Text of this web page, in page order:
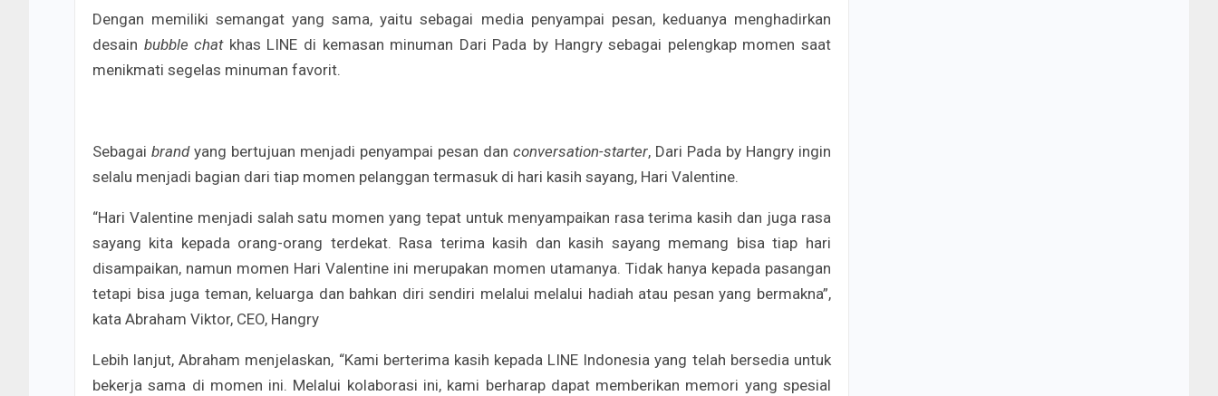
Dengan memiliki semangat yang sama, yaitu sebagai media penyampai pesan, keduanya menghadirkan
desain bubble chatkhas LINE di kemasan minuman Dari Pada by Hangry sebagai pelengkap momen saat
menikmati segelas minuman favorit.
Sebagai brandyang bertujuan menjadi penyampai pesan dan conversation-starter, Dari Pada by Hangry ingin
selalu menjadi bagian dari tiap momen pelanggan termasuk di hari kasih sayang, Hari Valentine.
“Hari Valentine menjadi salah satu momen yang tepat untuk menyampaikan rasa terima kasih dan juga rasa
sayang kita kepada orang-orang terdekat. Rasa terima kasih dan kasih sayang memang bisa tiap hari
disampaikan, namun momen Hari Valentine ini merupakan momen utamanya. Tidak hanya kepada pasangan
tetapi bisa juga teman, keluarga dan bahkan diri sendiri melalui melalui hadiah atau pesan yang bermakna”,
kata Abraham Viktor, CEO, Hangry
Lebih lanjut, Abraham menjelaskan, “Kami berterima kasih kepada LINE Indonesia yang telah bersedia untuk
bekerja sama di momen ini. Melalui kolaborasi ini, kami berharap dapat memberikan memori yang spesial